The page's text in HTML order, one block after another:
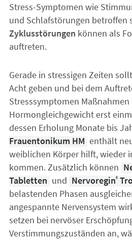
Stress-Symptomen wie
und Schlafstörungen betroffen
Zyklusstörungen können als
auftreten.
Gerade in stressigen Zeiten
Acht geben und bei dem
Stresssymptomen Maßnahmen
Hormongleichgewicht erst
dessen Erholung Monate bis
Frauentonikum HM enthält
weiblichen Körper hilft, wieder
kommen. Zusätzlich können
Tabletten und Nervoregin®
belastenden Phasen
angespannte Nervensystem
setzen bei nervöser
Verstimmungszuständen an,